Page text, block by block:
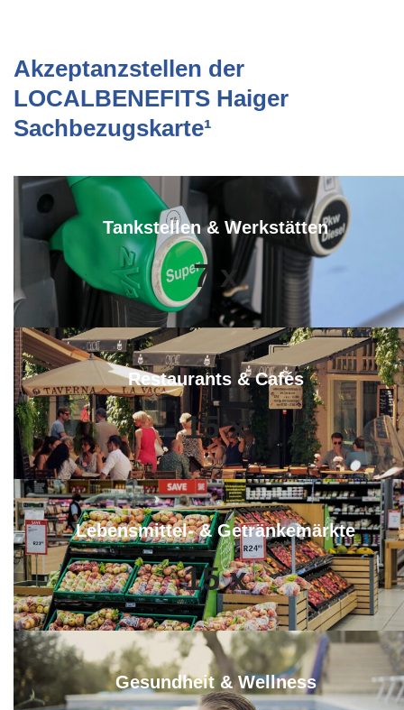
Akzeptanzstellen der
LOCALBENEFITS Haiger
Sachbezugskarte¹
Tankstellen & Werkstätten
7 x
Restaurants & Cafés
15 x
Lebensmittel- & Getränkemärkte
15 x
Gesundheit & Wellness